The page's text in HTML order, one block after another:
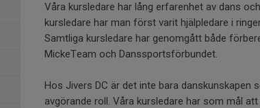
Våra kursledare har lång erfarenhet av dans
kursledare har man först varit hjälpledare i
Samtliga kursledare har genomgått både
MickeTeam och Danssportsförbundet.
Hos Jivers DC är det inte bara
avgörande roll. Våra kursledare har som mål